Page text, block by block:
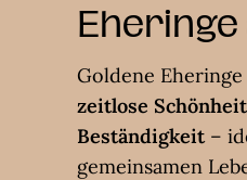
Eheringe
Goldene
zeitlose
Beständigkeit –
gemeinsamen